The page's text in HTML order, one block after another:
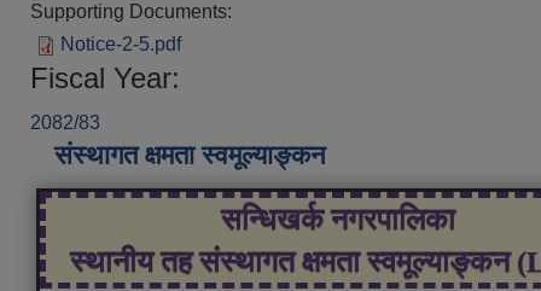
Supporting Documents:
Notice-2-5.pdf
Fiscal Year:
2082/83
संस्थागत क्षमता स्वमूल्याङ्कन
सन्धिखर्क नगरपालिका
स्थानीय तह संस्थागत क्षमता स्वमूल्याङ्कन